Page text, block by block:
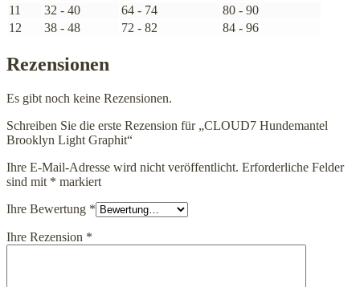
11
32 - 40 64 - 74
80 - 90
12
38 - 48 72 - 82 84 - 96
Rezensionen
Es gibt noch keine Rezensionen.
Schreiben Sie die erste Rezension für „CLOUD7 Hundemantel
Brooklyn Light Graphit“
Ihre E-Mail-Adresse wird nicht veröffentlicht. Erforderliche Felder
sind mit * markiert
Ihre Bewertung *
Ihre Rezension *